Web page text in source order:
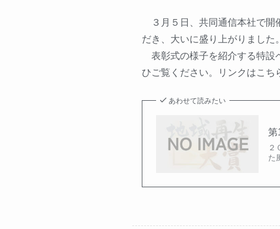
３月５日、共同通信本社で開
だき、大いに盛り上がりました
表彰式の様子を紹介する特設
ひご覧ください。リンクはこち
あわせて読みたい
第
２
た